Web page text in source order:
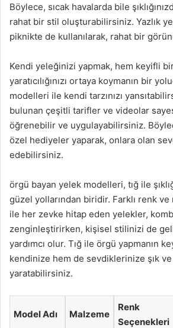
Böylece, sıcak havalarda bile
rahat bir stil oluşturabilirsiniz. Yazlık
piknikte de kullanılarak, rahat bir
Kendi yeleğinizi yapmak, hem keyifli
yaratıcılığınızı ortaya koymanın bir
modelleri ile kendi tarzınızı
bulunan çeşitli tarifler ve videolar
öğrenebilir ve uygulayabilirsiniz.
özel hediyeler yaparak, onlara olan
edebilirsiniz.
örgü bayan yelek modelleri, tığ ile
güzel yollarından biridir. Farklı renk
ile her zevke hitap eden yelekler,
zenginleştirirken, kişisel stilinizi de
yardımcı olur. Tığ ile örgü yapmanın
kendinize hem de sevdiklerinize şık
yaratabilirsiniz.
Model Adı Malzeme
Renk
Seçenekleri